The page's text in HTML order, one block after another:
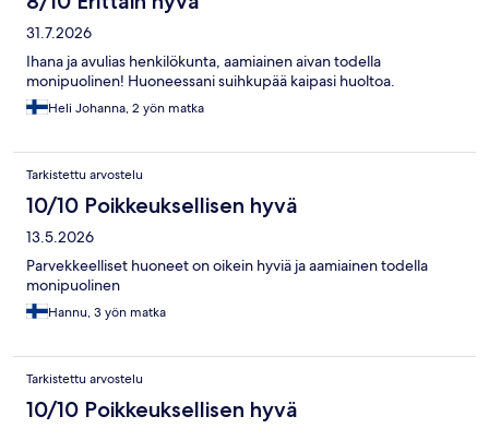
31.7.2026
Ihana ja avulias henkilökunta, aamiainen aivan todella
monipuolinen! Huoneessani suihkupää kaipasi huoltoa.
Heli Johanna, 2 yön matka
Tarkistettu arvostelu
10/10 Poikkeuksellisen hyvä
13.5.2026
Parvekkeelliset huoneet on oikein hyviä ja aamiainen todella
monipuolinen
Hannu, 3 yön matka
Tarkistettu arvostelu
10/10 Poikkeuksellisen hyvä